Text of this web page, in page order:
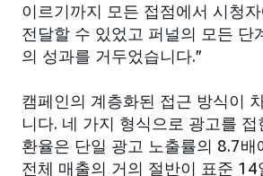
이르기까지 모든 접점에서 시청
전달할 수 있었고 퍼널의 모든 단
의 성과를 거두었습니다.”
캠페인의 계층화된 접근 방식이
니다. 네 가지 형식으로 광고를
환율은 단일 광고 노출률의 8.7배
전체 매출의 거의 절반이 표준 14